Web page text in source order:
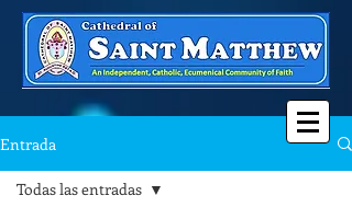
Entrada
Todas las entradas